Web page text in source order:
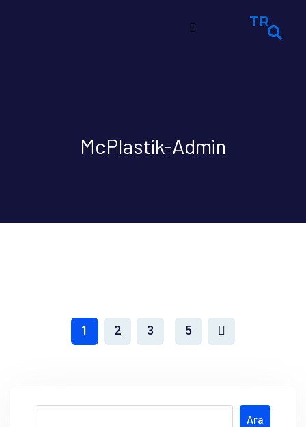
TR
McPlastik-Admin
1 2 3 5
Ara